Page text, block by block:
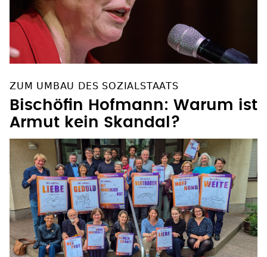
ZUM UMBAU DES SOZIALSTAATS
Bischöfin Hofmann: Warum ist
Armut kein Skandal?